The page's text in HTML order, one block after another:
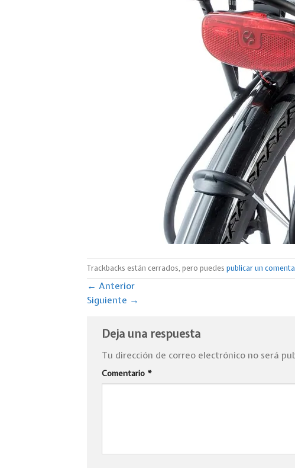
Trackbacks están cerrados, pero puedes publicar un
← Anterior
Siguiente →
Deja una respuesta
Tu dirección de correo electrónico no será
Comentario *